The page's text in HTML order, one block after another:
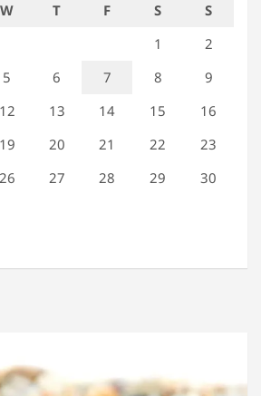
W T F S
S
1
2
5 6 7 8
9
12 13 14 15
16
19 20 21 22
23
26 27 28 29
30